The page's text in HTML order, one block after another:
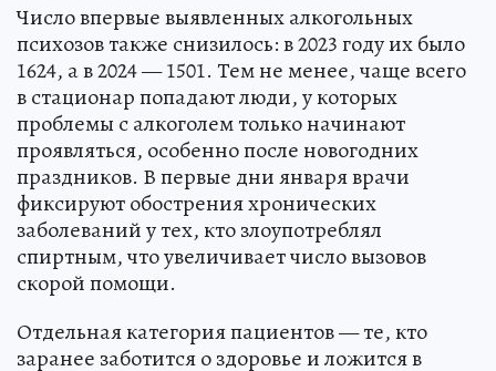
Число впервые выявленных алкогольных
психозов также снизилось: в 2023 году их было
1624, а в 2024 — 1501. Тем не менее, чаще всего
в стационар попадают люди, у которых
проблемы с алкоголем только начинают
проявляться, особенно после новогодних
праздников. В первые дни января врачи
фиксируют обострения хронических
заболеваний у тех, кто злоупотреблял
спиртным, что увеличивает число вызовов
скорой помощи.
Отдельная категория пациентов — те, кто
заранее заботится о здоровье и ложится в